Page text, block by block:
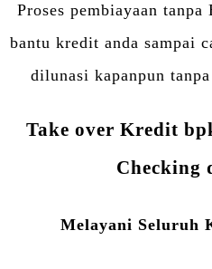
Proses pembiayaan
bantu kredit anda sampai
dilunasi kapanpun
Take over Kredit
Checking
Melayani Seluruh